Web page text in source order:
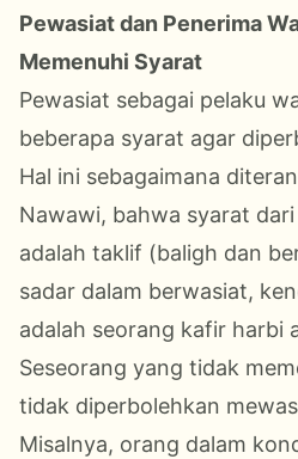
Pewasiat dan Penerima
Memenuhi Syarat
Pewasiat sebagai pelaku
beberapa syarat agar
Hal ini sebagaimana
Nawawi, bahwa syarat
adalah taklif (baligh dan
sadar dalam berwasiat,
adalah seorang kafir harbi
Seseorang yang tidak
tidak diperbolehkan
Misalnya, orang dalam